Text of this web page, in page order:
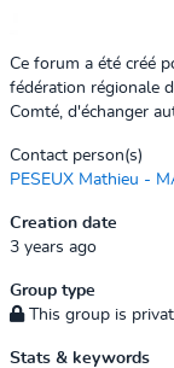
Ce forum a été créé
fédération régionale
Comté, d'échanger
Contact person(s)
PESEUX Mathieu -
Creation date
3 years ago
Group type
This group is
Stats & keywords